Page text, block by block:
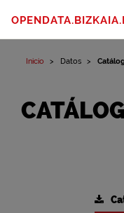
Inicio Datos